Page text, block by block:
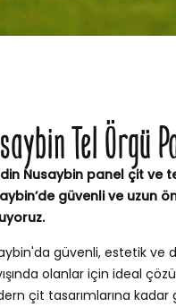
Tel Örgü
Nusaybin panel çit ve
güvenli ve uzun
güvenli, estetik ve
olanlar için ideal
çit tasarımlarına